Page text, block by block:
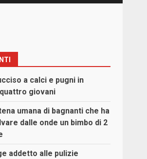
a calci e pugni in
giovani
umana di bagnanti che ha
dalle onde un bimbo di 2
addetto alle pulizie